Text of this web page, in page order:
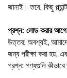
জানাই। তবে, কিছু
প্রশ্ন: লোড করার আগে
উত্তর: অবশ্যই,
জন্য পরীক্ষা করা হয়,
প্রশ্ন: পণ্যগুলি